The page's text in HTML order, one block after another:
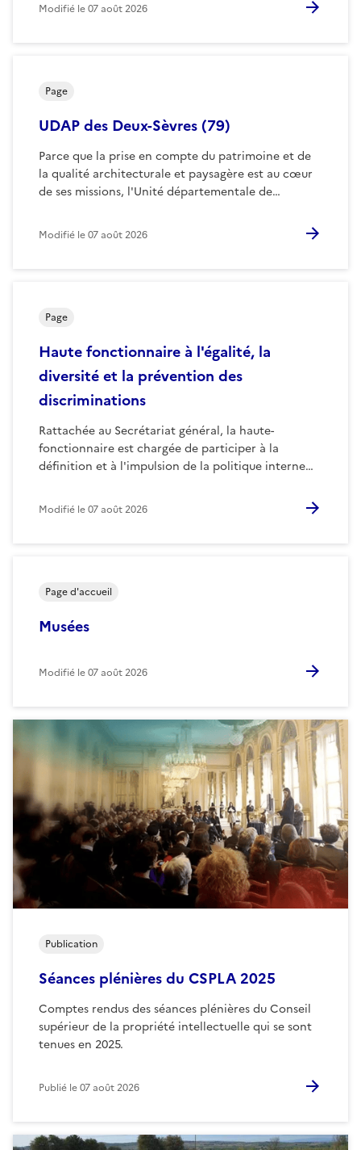
Modifié le07 août 2026
UDAP des Deux-Sèvres (79)
Parce que la prise en compte du patrimoine et de
la qualité architecturale et paysagère est au cœur
de ses missions, l'Unité départementale de…
Page
Modifié le07 août 2026
Haute fonctionnaire à l'égalité, la
diversité et la prévention des
discriminations
Rattachée au Secrétariat général, la haute-
fonctionnaire est chargée de participer à la
définition et à l'impulsion de la politique interne…
Page
Modifié le07 août 2026
Musées
Page d'accueil
Modifié le07 août 2026
Séances plénières du CSPLA 2025
Comptes rendus des séances plénières du Conseil
supérieur de la propriété intellectuelle qui se sont
tenues en 2025.
Publication
Publié le07 août 2026